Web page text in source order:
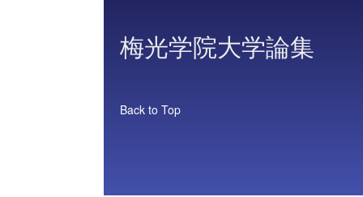
梅光学院大学論集
Back to Top